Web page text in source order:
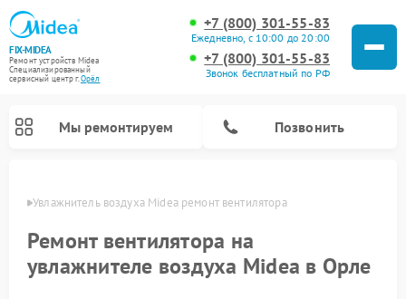
FIX-MIDEA
Ремонт устройств Midea
Специализированный
cервисный центр г.Орёл
+7 (800) 301-55-83
Ежедневно, с 10:00 до 20:00
+7 (800) 301-55-83
Звонок бесплатный по РФ
Мы ремонтируем Позвонить
Увлажнитель воздуха Midea ремонт вентилятора
Ремонт вентилятора на
увлажнителе воздуха Midea в Орле